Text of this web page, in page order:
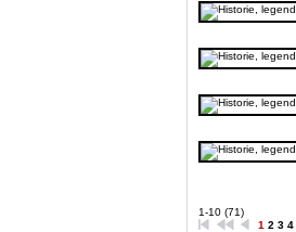
1-10 (71)
1 2 3 4